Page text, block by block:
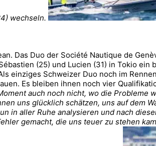
wechseln.
Das Duo der Société Nautique de
(25) und Lucien (31) in Tokio
einziges Schweizer Duo noch im
Es bleiben ihnen noch vier
auch noch nicht, wo die Probleme
uns glücklich schätzen, uns auf dem
in aller Ruhe analysieren und nach
gemacht, die uns teuer zu stehen